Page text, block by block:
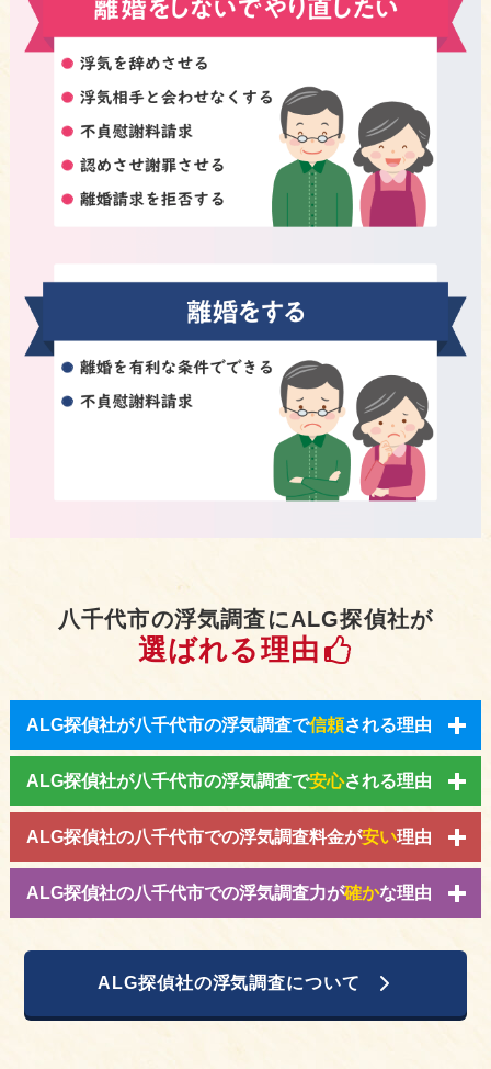
八千代市の浮気調査にALG探偵社が
選ばれる理由
ALG探偵社が八千代市の浮気調査で信頼される理由
ALG探偵社が八千代市の浮気調査で安心される理由
ALG探偵社の八千代市での浮気調査料金が安い理由
ALG探偵社の八千代市での浮気調査力が確かな理由
ALG探偵社の浮気調査について